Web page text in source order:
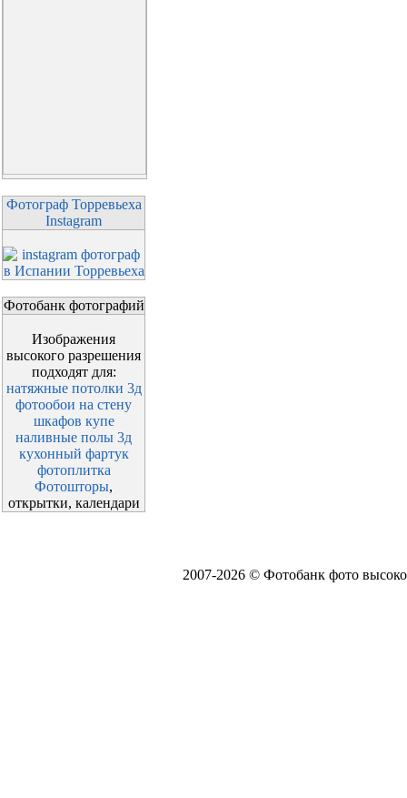
Фотограф Торревьеха
Instagram
Фотобанк фотографий
Изображения
высокого разрешения
подходят для:
натяжные потолки 3д
фотообои на стену
шкафов купе
наливные полы 3д
кухонный фартук
фотоплитка
Фотошторы,
открытки, календари
2007-2026 © Фотобанк фото